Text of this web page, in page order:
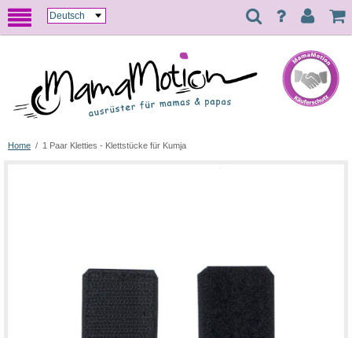
Home / 1 Paar Kletties - Klettstücke für Kumja